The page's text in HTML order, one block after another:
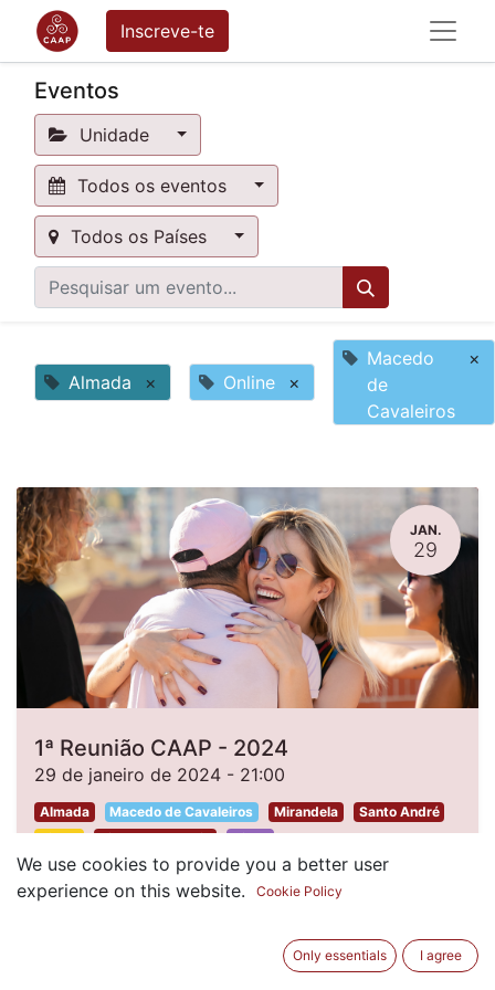
Inscreve-te
Eventos
Unidade
Todos os eventos
Todos os Países
Almada × Online ×
Macedo
de
Cavaleiros
×
JAN.
29
1ª Reunião CAAP - 2024
29 de janeiro de 2024 - 21:00
Almada Macedo de Cavaleiros Mirandela
Santo André
Silves
Vila Nova de Gaia Viseu
Inscrições Encerradas
We use cookies to provide you a better user
experience on this website.
Cookie Policy
Only essentials I agree